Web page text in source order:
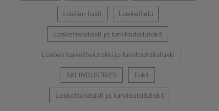
Lasten takit Laskettelu
Laskettelutakit ja lumilautailutakit
Lasten laskettelutakki ja lumilautailutakki
SKI INDUSTRIES Takit
Laskettelutakit ja lumilautailutakit